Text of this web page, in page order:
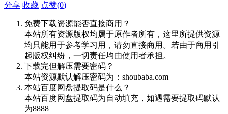
分享 收藏 点赞(0)
免费下载资源能否直接商用？
本站所有资源版权均属于原作者所有，这里所提供资源
均只能用于参考学习用，请勿直接商用。若由于商用引
起版权纠纷，一切责任均由使用者承担。
下载完但解压需要密码？
本站资源默认解压密码为：shoubaba.com
本站百度网盘提取码是什么？
本站百度网盘提取码为自动填充，如遇需要提取码默认
为8888